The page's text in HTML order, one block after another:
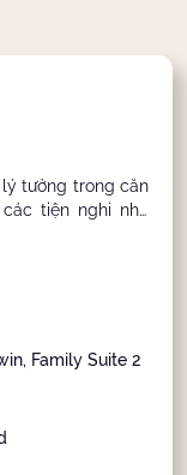
tưởng trong căn
tiện nghi như
đến không
Family Suite 2